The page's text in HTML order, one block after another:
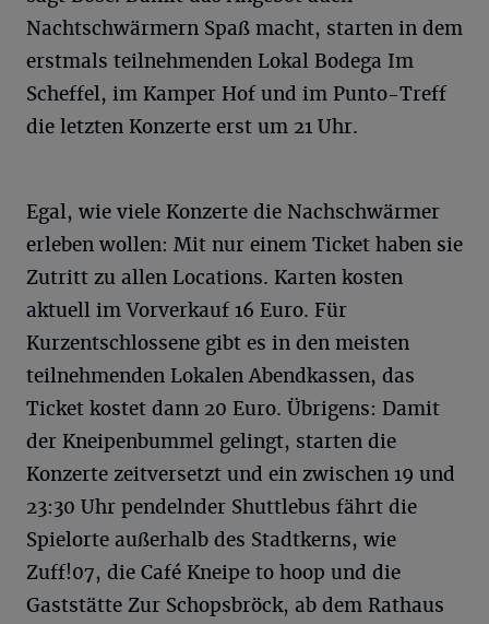
Nachtschwärmern Spaß macht, starten in dem
erstmals teilnehmenden Lokal Bodega Im
Scheffel, im Kamper Hof und im Punto-Treff
die letzten Konzerte erst um 21 Uhr.
Egal, wie viele Konzerte die Nachschwärmer
erleben wollen: Mit nur einem Ticket haben sie
Zutritt zu allen Locations. Karten kosten
aktuell im Vorverkauf 16 Euro. Für
Kurzentschlossene gibt es in den meisten
teilnehmenden Lokalen Abendkassen, das
Ticket kostet dann 20 Euro. Übrigens: Damit
der Kneipenbummel gelingt, starten die
Konzerte zeitversetzt und ein zwischen 19 und
23:30 Uhr pendelnder Shuttlebus fährt die
Spielorte außerhalb des Stadtkerns, wie
Zuff!07, die Café Kneipe to hoop und die
Gaststätte Zur Schopsbröck, ab dem Rathaus